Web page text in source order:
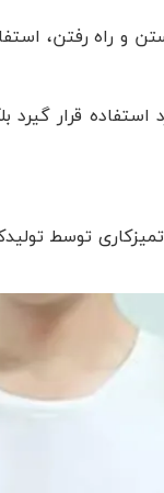
و راه رفتن،
استفاده قرار
توسط